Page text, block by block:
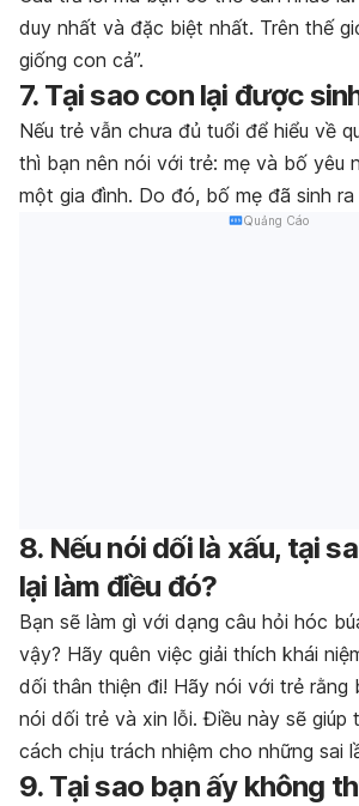
duy nhất và đặc biệt nhất. Trên thế
giống con cả”.
7. Tại sao con lại được
Nếu trẻ vẫn chưa đủ tuổi để hiểu về
thì bạn nên nói với trẻ: mẹ và bố yêu
một gia đình. Do đó, bố mẹ đã sinh ra
Quảng Cáo
8. Nếu nói dối là xấu, tại
lại làm điều đó?
Bạn sẽ làm gì với dạng câu hỏi hóc
vậy? Hãy quên việc giải thích khái
dối thân thiện đi! Hãy nói với trẻ rằng
nói dối trẻ và xin lỗi. Điều này sẽ giúp
cách chịu trách nhiệm cho những sai
9. Tại sao bạn ấy không